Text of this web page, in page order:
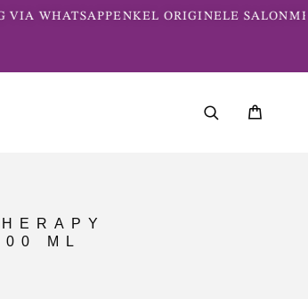
WHATSAPPENKEL ORIGINELE
ML